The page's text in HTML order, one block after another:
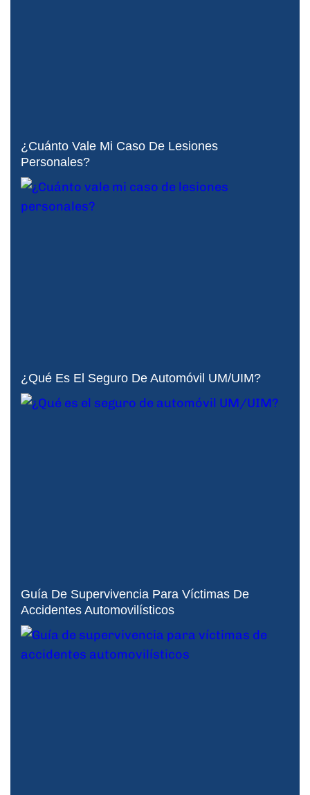
¿Cuánto Vale Mi Caso De Lesiones
Personales?
¿Qué Es El Seguro De Automóvil UM/UIM?
Guía De Supervivencia Para Víctimas De
Accidentes Automovilísticos